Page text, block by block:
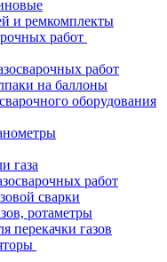
и ремкомплекты
работ
работ
на баллоны
оборудования
газа
работ
сварки
ротаметры
перекачки газов